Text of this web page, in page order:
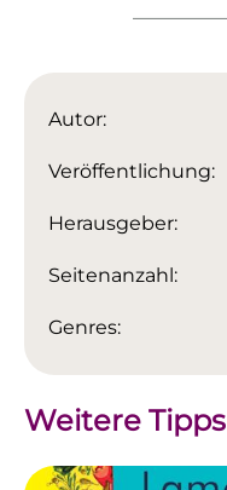
Autor:
Veröffentlichung:
Herausgeber:
Seitenanzahl:
Genres:
Weitere Tipps